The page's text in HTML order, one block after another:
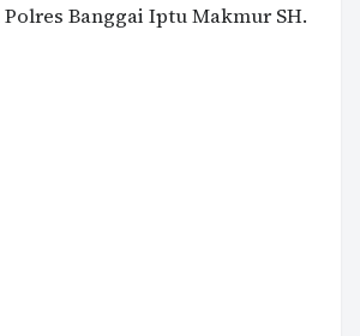
Banggai Iptu Makmur SH.